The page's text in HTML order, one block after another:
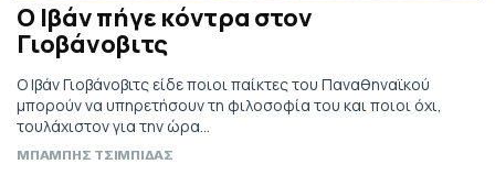
Ο Ιβάν πήγε κόντρα στον
Γιοβάνοβιτς
Ο Ιβάν Γιοβάνοβιτς είδε ποιοι παίκτες του Παναθηναϊκού
μπορούν να υπηρετήσουν τη φιλοσοφία του και ποιοι όχι,
τουλάχιστον για την ώρα…
ΜΠΑΜΠΗΣ ΤΣΙΜΠΙΔΑΣ